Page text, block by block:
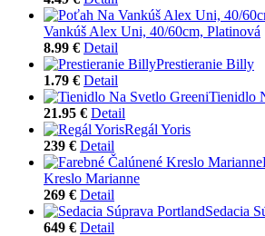
Vankúš Alex Uni, 40/60cm, Platinová
8.99 € Detail
Prestieranie Billy
1.79 € Detail
Tienidlo
21.95 € Detail
Regál Yoris
239 € Detail
Kreslo Marianne
269 € Detail
Sedacia
649 € Detail